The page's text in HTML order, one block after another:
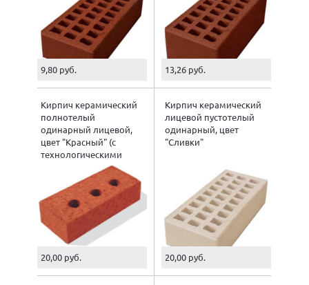
9,80 руб. 13,26 руб.
Кирпич керамический
полнотелый
одинарный лицевой,
цвет "Красный" (с
технологическими
20,00 руб.
Кирпич керамический
лицевой пустотелый
одинарный, цвет
"Сливки"
20,00 руб.